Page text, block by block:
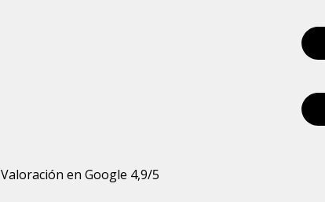
Valoración en Google 4,9/5